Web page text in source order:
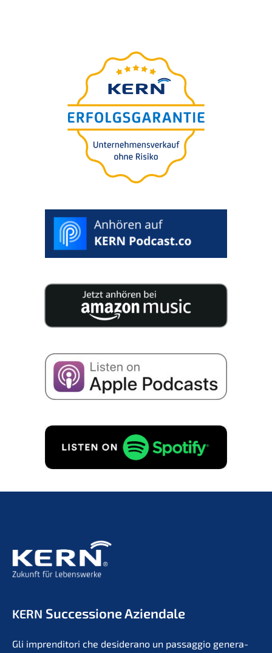
Webinar di basepresen­ta­to da Nils
Koerber
Acqui­si­zio­ni e fusio­ni
aziend­a­li senze rischi e
perdi­te di valore
KERN Succes­sio­ne Aziendale
Gli impren­di­to­ri che deside­r­ano un passag­gio genera­